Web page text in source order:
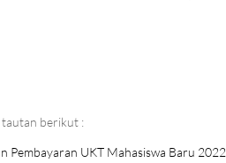
tautan berikut :
Pembayaran UKT Mahasiswa Baru 2022